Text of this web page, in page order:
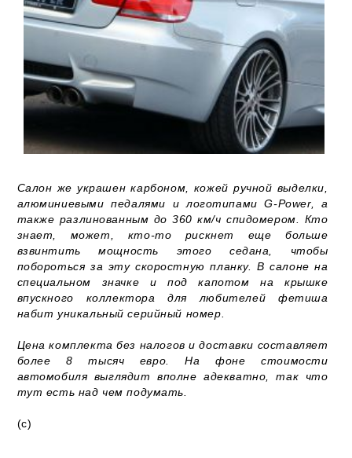
Салон же украшен карбоном, кожей ручной выделки,
алюминиевыми педалями и логотипами G-Power, а
также разлинованным до 360 км/ч спидомером. Кто
знает, может, кто-то рискнет еще больше
взвинтить мощность этого седана, чтобы
побороться за эту скоростную планку. В салоне на
специальном значке и под капотом на крышке
впускного коллектора для любителей фетиша
набит уникальный серийный номер.
Цена комплекта без налогов и доставки составляет
более 8 тысяч евро. На фоне стоимости
автомобиля выглядит вполне адекватно, так что
тут есть над чем подумать.
(с)